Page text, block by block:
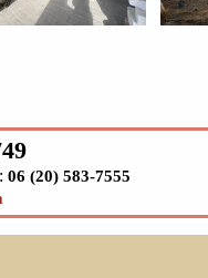
06 (20) 583-7555